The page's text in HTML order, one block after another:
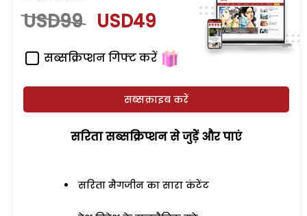
USD99 USD49
सब्सक्रिप्शन गिफ्ट करें
सब्सक्राइब करें
सरिता सब्सक्रिप्शन से जुड़ेें और पाएं
सरिता मैगजीन का सारा कंटेंट